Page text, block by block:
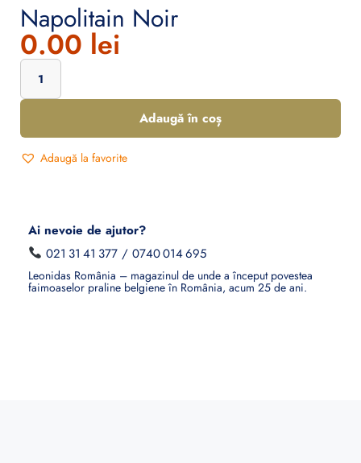
Napolitain Noir
0.00 lei
Adaugă în coș
Adaugă la favorite
Ai nevoie de ajutor?
021 31 41 377 /0740 014 695
Leonidas România – magazinul de unde a început povestea
faimoaselor praline belgiene în România, acum 25 de ani.